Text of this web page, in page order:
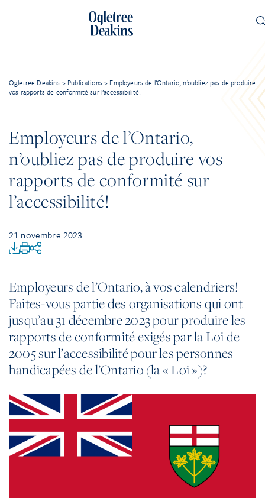
Ogletree Deakins > Publications > Employeurs de l’Ontario, n’oubliez pas de produire
vos rapports de conformité sur l’accessibilité!
Employeurs de l’Ontario,
n’oubliez pas de produire vos
rapports de conformité sur
l’accessibilité!
21 novembre 2023
Employeurs de l’Ontario, à vos calendriers!
Faites-vous partie des organisations qui ont
jusqu’au 31 décembre 2023 pour produire les
rapports de conformité exigés par la Loi de
2005 sur l’accessibilité pour les personnes
handicapées de l’Ontario (la « Loi »)?